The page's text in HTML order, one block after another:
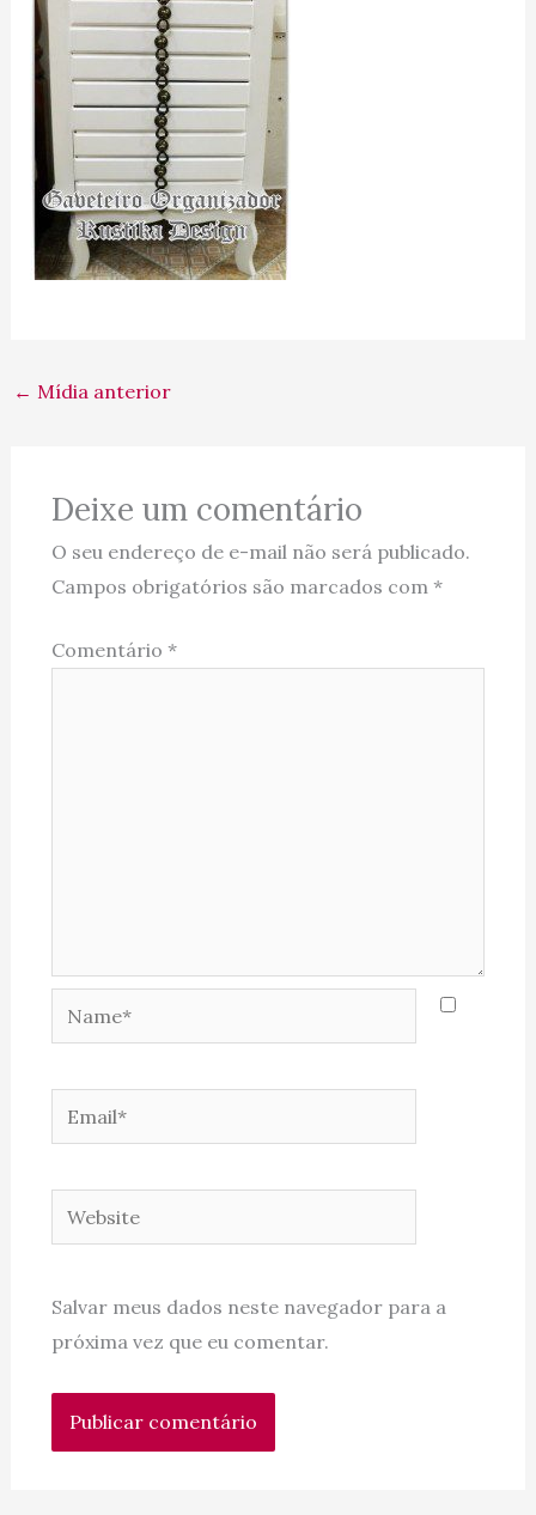
← Mídia anterior
Deixe um comentário
O seu endereço de e-mail não será publicado.
Campos obrigatórios são marcados com *
Comentário *
Name*
Email*
Website
Salvar meus dados neste navegador para a
próxima vez que eu comentar.